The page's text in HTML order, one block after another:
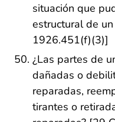
situación que
estructural de
1926.451(f)(3)]
¿Las partes de
dañadas o
reparadas,
tirantes o